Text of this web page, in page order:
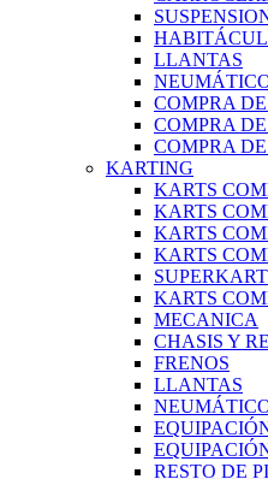
LLANTAS
COMPRA
COMPRA
COMPRA
KARTING
KARTS
KARTS
KARTS
KARTS
SUPERKART
KARTS
MECANICA
CHASIS Y
FRENOS
LLANTAS
RESTO DE